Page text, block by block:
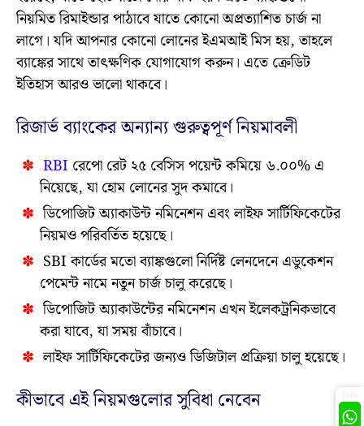
নিয়মিত রিমাইন্ডার পাঠাবে যাতে কোনো অপ্রত্যাশিত চার্জ না
লাগে। যদি আপনার কোনো লোনের ইএমআই মিস হয়, তাহলে
ব্যাঙ্কের সাথে তাৎক্ষণিক যোগাযোগ করুন। এতে ক্রেডিট
ইতিহাস আরও ভালো থাকবে।
রিজার্ভ ব্যাংকের অন্যান্য গুরুত্বপূর্ণ নিয়মাবলী
RBI রেপো রেট ২৫ বেসিস পয়েন্ট কমিয়ে ৬.০০% এ
নিয়েছে, যা হোম লোনের সুদ কমাবে।
ডিপোজিট অ্যাকাউন্ট নমিনেশন এবং লাইফ সার্টিফিকেটের
নিয়মও পরিবর্তিত হয়েছে।
SBI কার্ডের মতো ব্যাঙ্কগুলো নির্দিষ্ট লেনদেনে এডুকেশন
পেমেন্ট নামে নতুন চার্জ চালু করেছে।
ডিপোজিট অ্যাকাউন্টের নমিনেশন এখন ইলেকট্রনিকভাবে
করা যাবে, যা সময় বাঁচাবে।
লাইফ সার্টিফিকেটের জন্যও ডিজিটাল প্রক্রিয়া চালু হয়েছে।
কীভাবে এই নিয়মগুলোর সুবিধা নেবেন